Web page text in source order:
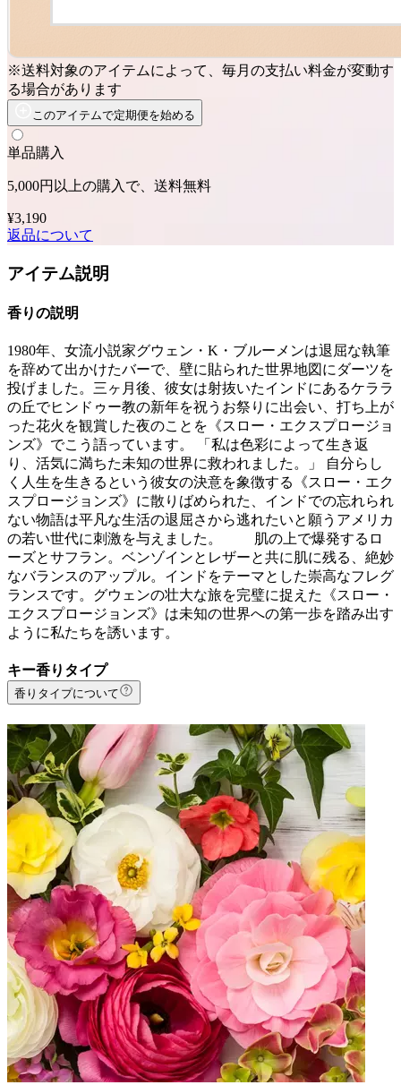
※送料対象のアイテムによって、毎月の支払い料金が変動す
る場合があります
このアイテムで定期便を始める
単品購入
5,000円以上の購入で、送料無料
¥3,190
返品について
アイテム説明
香りの説明
1980年、女流小説家グウェン・K・ブルーメンは退屈な執筆
を辞めて出かけたバーで、壁に貼られた世界地図にダーツを
投げました。三ヶ月後、彼女は射抜いたインドにあるケララ
の丘でヒンドゥー教の新年を祝うお祭りに出会い、打ち上が
った花火を観賞した夜のことを《スロー・エクスプロージョ
ンズ》でこう語っています。 「私は色彩によって生き返
り、活気に満ちた未知の世界に救われました。」 自分らし
く人生を生きるという彼女の決意を象徴する《スロー・エク
スプロージョンズ》に散りばめられた、インドでの忘れられ
ない物語は平凡な生活の退屈さから逃れたいと願うアメリカ
の若い世代に刺激を与えました。 肌の上で爆発するロ
ーズとサフラン。ベンゾインとレザーと共に肌に残る、絶妙
なバランスのアップル。インドをテーマとした崇高なフレグ
ランスです。グウェンの壮大な旅を完璧に捉えた《スロー・
エクスプロージョンズ》は未知の世界への第一歩を踏み出す
ように私たちを誘います。
キー香りタイプ
香りタイプについて